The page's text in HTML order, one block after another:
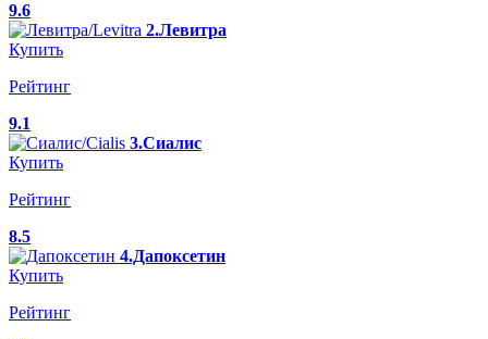
9.6
2.Левитра
Купить
Рейтинг
9.1
3.Сиалис
Купить
Рейтинг
8.5
4.Дапоксетин
Купить
Рейтинг